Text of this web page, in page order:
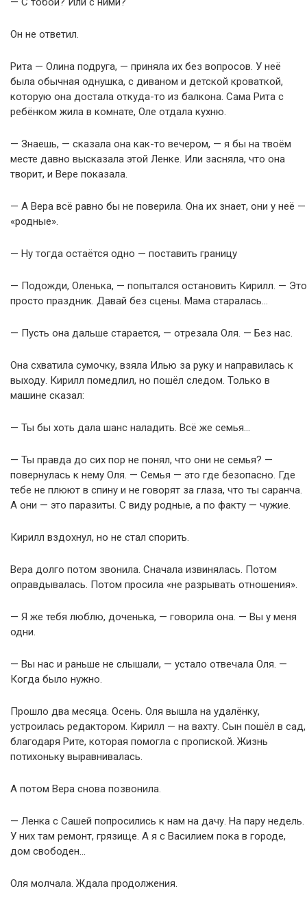
Он не ответил.
Рита — Олина подруга, — приняла их без вопросов. У неё
была обычная однушка, с диваном и детской кроваткой,
которую она достала откуда-то из балкона. Сама Рита с
ребёнком жила в комнате, Оле отдала кухню.
— Знаешь, — сказала она как-то вечером, — я бы на твоём
месте давно высказала этой Ленке. Или засняла, что она
творит, и Вере показала.
— А Вера всё равно бы не поверила. Она их знает, они у неё —
«родные».
— Ну тогда остаётся одно — поставить границу
— Подожди, Оленька, — попытался остановить Кирилл. — Это
просто праздник. Давай без сцены. Мама старалась…
— Пусть она дальше старается, — отрезала Оля. — Без нас.
Она схватила сумочку, взяла Илью за руку и направилась к
выходу. Кирилл помедлил, но пошёл следом. Только в
машине сказал:
— Ты бы хоть дала шанс наладить. Всё же семья…
— Ты правда до сих пор не понял, что они не семья? —
повернулась к нему Оля. — Семья — это где безопасно. Где
тебе не плюют в спину и не говорят за глаза, что ты саранча.
А они — это паразиты. С виду родные, а по факту — чужие.
Кирилл вздохнул, но не стал спорить.
Вера долго потом звонила. Сначала извинялась. Потом
оправдывалась. Потом просила «не разрывать отношения».
— Я же тебя люблю, доченька, — говорила она. — Вы у меня
одни.
— Вы нас и раньше не слышали, — устало отвечала Оля. —
Когда было нужно.
Прошло два месяца. Осень. Оля вышла на удалёнку,
устроилась редактором. Кирилл — на вахту. Сын пошёл в сад,
благодаря Рите, которая помогла с пропиской. Жизнь
потихоньку выравнивалась.
А потом Вера снова позвонила.
— Ленка с Сашей попросились к нам на дачу. На пару недель.
У них там ремонт, грязище. А я с Василием пока в городе,
дом свободен…
Оля молчала. Ждала продолжения.